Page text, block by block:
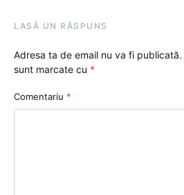
LASĂ UN RĂSPUNS
Adresa ta de email nu va fi publicată.
sunt marcate cu *
Comentariu *